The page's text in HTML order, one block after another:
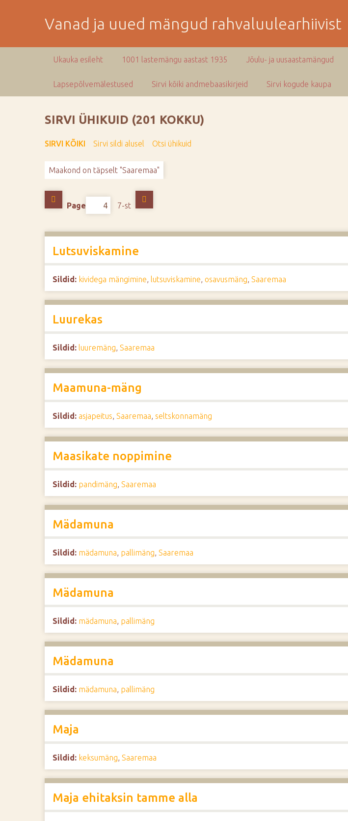
Vanad ja uued mängud rahvaluulearhiivist
Ukauka esileht 1001 lastemängu aastast 1935 Jõulu- ja uusaastamängud
Lapsepõlvemälestused Sirvi kõiki andmebaasikirjeid Sirvi kogude kaupa
SIRVI ÜHIKUID (201 KOKKU)
SIRVI KÕIKI Sirvi sildi alusel Otsi ühikuid
Maakond on täpselt "Saaremaa"
Page 7-st
Lutsuviskamine
Sildid: kividega mängimine,lutsuviskamine,osavusmäng,Saaremaa
Luurekas
Sildid: luuremäng,Saaremaa
Maamuna-mäng
Sildid: asjapeitus,Saaremaa, seltskonnamäng
Maasikate noppimine
Sildid: pandimäng,Saaremaa
Mädamuna
Sildid: mädamuna, pallimäng,Saaremaa
Mädamuna
Sildid: mädamuna, pallimäng
Mädamuna
Sildid: mädamuna, pallimäng
Maja
Sildid: keksumäng,Saaremaa
Maja ehitaksin tamme alla